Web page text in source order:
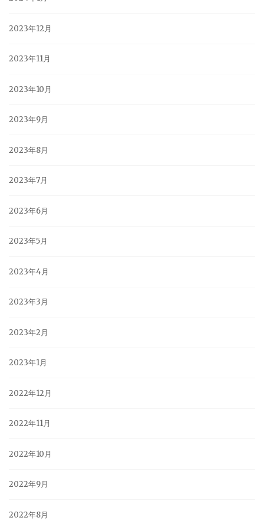
2023年12月
2023年11月
2023年10月
2023年9月
2023年8月
2023年7月
2023年6月
2023年5月
2023年4月
2023年3月
2023年2月
2023年1月
2022年12月
2022年11月
2022年10月
2022年9月
2022年8月